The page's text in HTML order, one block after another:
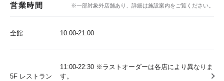
営業時間 ※一部対象外店舗あり、詳細は施設案内をご覧ください。
全館 10:00‐21:00
5F レストラン
11:00-22:30 ※ラストオーダーは各店により異なりま
す。